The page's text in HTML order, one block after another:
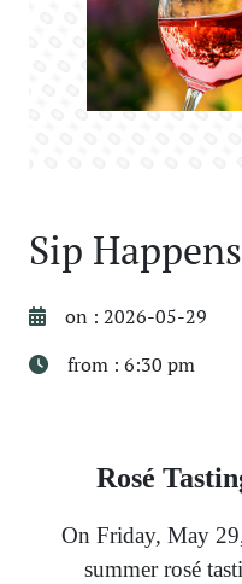
Sip Happens
on : 2026-05-29
from : 6:30 pm
Rosé
On Friday, May
summer rosé